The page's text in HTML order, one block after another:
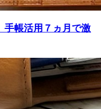
手帳活用７ヵ月で激